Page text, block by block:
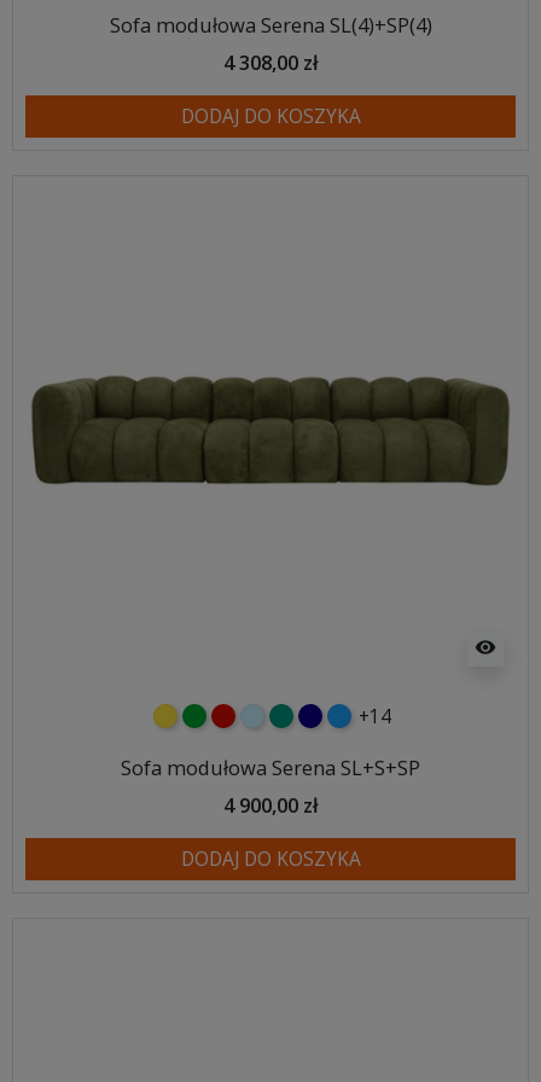
Sofa modułowa Serena SL(4)+SP(4)
4 308,00 zł
DODAJ DO KOSZYKA
visibility
żółtyzielonyczerwony
błękitnyturkusowy
granatowy
niebieski
+14
Sofa modułowa Serena SL+S+SP
4 900,00 zł
DODAJ DO KOSZYKA